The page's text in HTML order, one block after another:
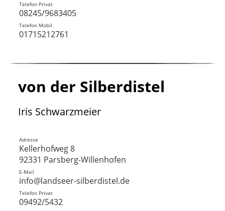
Telefon Privat
08245/9683405
Telefon Mobil
01715212761
von der Silberdistel
Iris Schwarzmeier
Adresse
Kellerhofweg 8
92331 Parsberg-Willenhofen
E-Mail
info@landseer-silberdistel.de
Telefon Privat
09492/5432